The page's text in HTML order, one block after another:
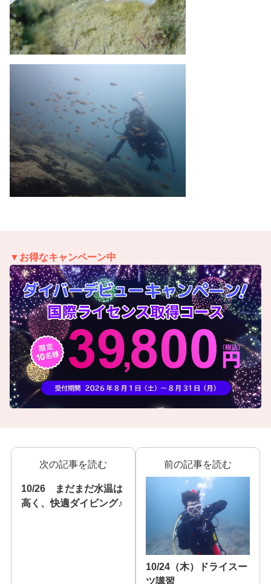
▼お得なキャンペーン中
次の記事を読む
10/26 まだまだ水温は
高く、快適ダイビング♪
前の記事を読む
10/24（木）ドライスー
ツ講習